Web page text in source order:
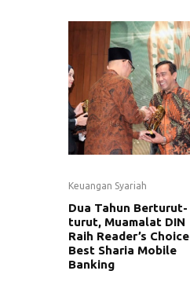
Keuangan Syariah
Dua Tahun Berturut-
turut, Muamalat DIN
Raih Reader’s Choice
Best Sharia Mobile
Banking